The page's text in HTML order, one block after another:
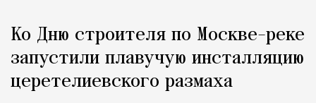
Ко Дню строителя по Москве-реке
запустили плавучую инсталляцию
церетелиевского размаха